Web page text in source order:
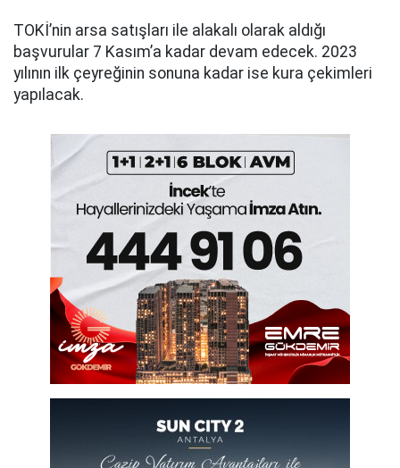
TOKİ’nin arsa satışları ile alakalı olarak aldığı
başvurular 7 Kasım’a kadar devam edecek. 2023
yılının ilk çeyreğinin sonuna kadar ise kura çekimleri
yapılacak.